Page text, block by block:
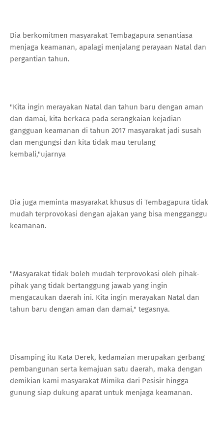
Dia berkomitmen masyarakat Tembagapura senantiasa
menjaga keamanan, apalagi menjalang perayaan Natal dan
pergantian tahun.
"Kita ingin merayakan Natal dan tahun baru dengan aman
dan damai, kita berkaca pada serangkaian kejadian
gangguan keamanan di tahun 2017 masyarakat jadi susah
dan mengungsi dan kita tidak mau terulang
kembali,"ujarnya
Dia juga meminta masyarakat khusus di Tembagapura tidak
mudah terprovokasi dengan ajakan yang bisa mengganggu
keamanan.
"Masyarakat tidak boleh mudah terprovokasi oleh pihak-
pihak yang tidak bertanggung jawab yang ingin
mengacaukan daerah ini. Kita ingin merayakan Natal dan
tahun baru dengan aman dan damai," tegasnya.
Disamping itu Kata Derek, kedamaian merupakan gerbang
pembangunan serta kemajuan satu daerah, maka dengan
demikian kami masyarakat Mimika dari Pesisir hingga
gunung siap dukung aparat untuk menjaga keamanan.